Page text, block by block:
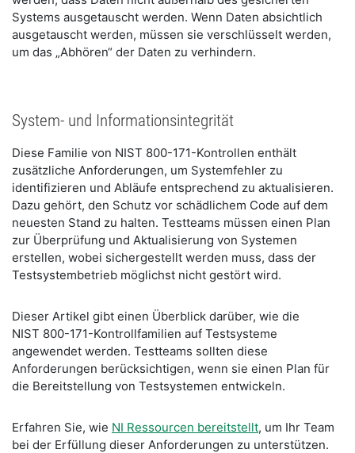
Systems ausgetauscht werden. Wenn Daten absichtlich
ausgetauscht werden, müssen sie verschlüsselt werden,
um das „Abhören“ der Daten zu verhindern.
System- und Informationsintegrität
Diese Familie von NIST 800-171-Kontrollen enthält
zusätzliche Anforderungen, um Systemfehler zu
identifizieren und Abläufe entsprechend zu aktualisieren.
Dazu gehört, den Schutz vor schädlichem Code auf dem
neuesten Stand zu halten. Testteams müssen einen Plan
zur Überprüfung und Aktualisierung von Systemen
erstellen, wobei sichergestellt werden muss, dass der
Testsystembetrieb möglichst nicht gestört wird.
Dieser Artikel gibt einen Überblick darüber, wie die
NIST 800-171-Kontrollfamilien auf Testsysteme
angewendet werden. Testteams sollten diese
Anforderungen berücksichtigen, wenn sie einen Plan für
die Bereitstellung von Testsystemen entwickeln.
Erfahren Sie, wie NI Ressourcen bereitstellt, um Ihr Team
bei der Erfüllung dieser Anforderungen zu unterstützen.